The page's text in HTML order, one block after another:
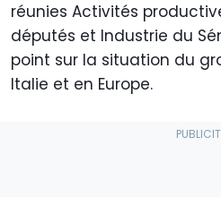
réunies Activités
députés et Industrie du
point sur la situation du
Italie et en Europe.